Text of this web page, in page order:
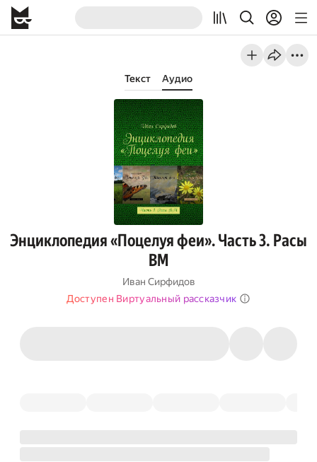
Текст Аудио
Энциклопедия «Поцелуя феи». Часть 3. Расы
ВМ
Иван Сирфидов
Доступен Виртуальный рассказчик